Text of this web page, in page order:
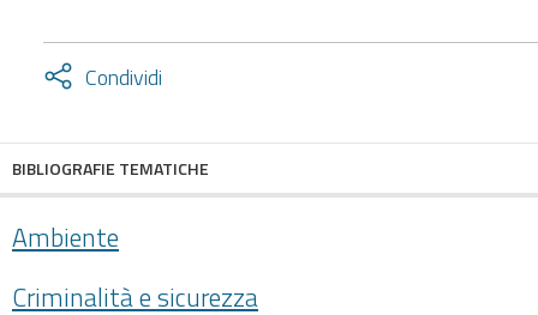
Condividi
Attiva
BIBLIOGRAFIE TEMATICHE
Ambiente
Criminalità e sicurezza